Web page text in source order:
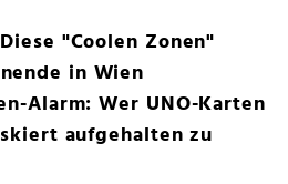
"Coolen Zonen"
in Wien
Alarm: Wer UNO-Karten
aufgehalten zu